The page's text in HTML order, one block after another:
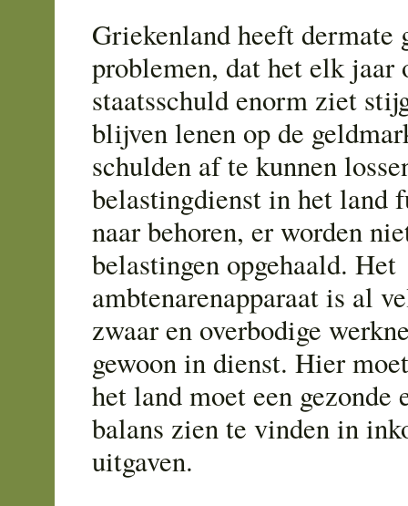
Griekenland heeft dermate
problemen, dat het elk jaar
staatsschuld enorm ziet
blijven lenen op de
schulden af te kunnen
belastingdienst in het land
naar behoren, er worden
belastingen opgehaald. Het
ambtenarenapparaat is al
zwaar en overbodige
gewoon in dienst. Hier
het land moet een gezonde
balans zien te vinden in
uitgaven.